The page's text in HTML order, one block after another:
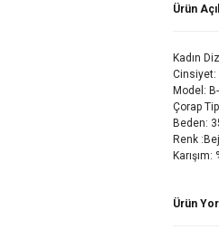
Ürün
Kadın
Cinsiyet:
Model:
Çorap
Beden:
Renk :Bej
Ürün